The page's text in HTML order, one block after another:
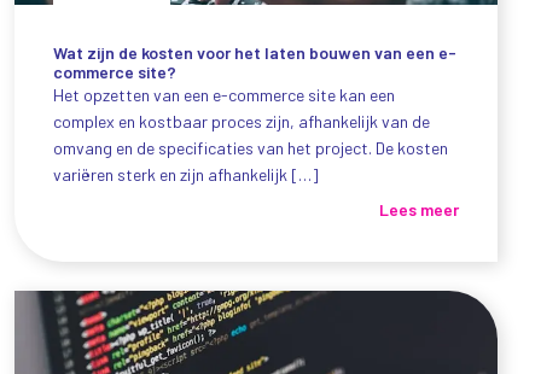
Wat zijn de kosten voor het laten bouwen van een e-
commerce site?
Het opzetten van een e-commerce site kan een
complex en kostbaar proces zijn, afhankelijk van de
omvang en de specificaties van het project. De kosten
variëren sterk en zijn afhankelijk […]
Lees meer